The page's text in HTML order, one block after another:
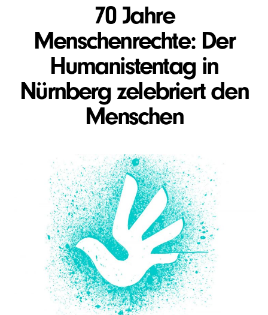
70 Jahre
Menschenrechte: Der
Humanistentag in
Nürnberg zelebriert den
Menschen